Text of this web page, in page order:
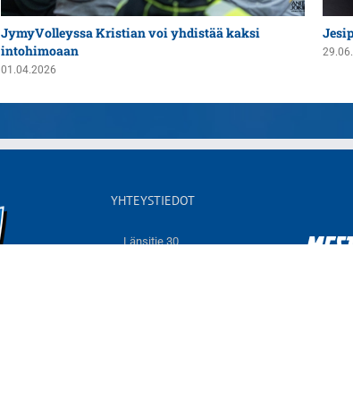
JymyVolleyssa Kristian voi yhdistää kaksi
intohimoaan
01.04.2026
YHTEYSTIEDOT
Länsitie 30,